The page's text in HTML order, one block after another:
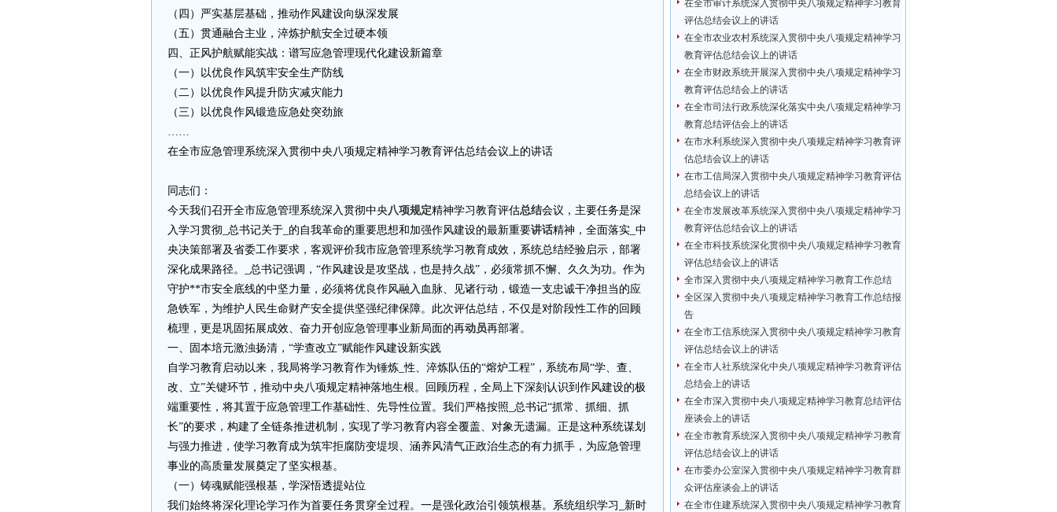
（四）严实基层基础，推动作风建设向纵深发展
（五）贯通融合主业，淬炼护航安全过硬本领
四、正风护航赋能实战：谱写应急管理现代化建设新篇章
（一）以优良作风筑牢安全生产防线
（二）以优良作风提升防灾减灾能力
（三）以优良作风锻造应急处突劲旅
……
在全市应急管理系统深入贯彻中央八项规定精神学习教育评估总结会议上的讲话
同志们：
今天我们召开全市应急管理系统深入贯彻中央八项规定精神学习教育评估总结会议，主要任务是深
入学习贯彻_总书记关于_的自我革命的重要思想和加强作风建设的最新重要讲话精神，全面落实_中
央决策部署及省委工作要求，客观评价我市应急管理系统学习教育成效，系统总结经验启示，部署
深化成果路径。_总书记强调，“作风建设是攻坚战，也是持久战”，必须常抓不懈、久久为功。作为
守护**市安全底线的中坚力量，必须将优良作风融入血脉、见诸行动，锻造一支忠诚干净担当的应
急铁军，为维护人民生命财产安全提供坚强纪律保障。此次评估总结，不仅是对阶段性工作的回顾
梳理，更是巩固拓展成效、奋力开创应急管理事业新局面的再动员再部署。
一、固本培元激浊扬清，“学查改立”赋能作风建设新实践
自学习教育启动以来，我局将学习教育作为锤炼_性、淬炼队伍的“熔炉工程”，系统布局“学、查、
改、立”关键环节，推动中央八项规定精神落地生根。回顾历程，全局上下深刻认识到作风建设的极
端重要性，将其置于应急管理工作基础性、先导性位置。我们严格按照_总书记“抓常、抓细、抓
长”的要求，构建了全链条推进机制，实现了学习教育内容全覆盖、对象无遗漏。正是这种系统谋划
与强力推进，使学习教育成为筑牢拒腐防变堤坝、涵养风清气正政治生态的有力抓手，为应急管理
事业的高质量发展奠定了坚实根基。
（一）铸魂赋能强根基，学深悟透提站位
我们始终将深化理论学习作为首要任务贯穿全过程。一是强化政治引领筑根基。系统组织学习_新时
在全市审计系统深入贯彻中央八项规定精神学习教育
评估总结会议上的讲话
在全市农业农村系统深入贯彻中央八项规定精神学习
教育评估总结会议上的讲话
在全市财政系统开展深入贯彻中央八项规定精神学习
教育评估总结会上的讲话
在全市司法行政系统深化落实中央八项规定精神学习
教育总结评估会上的讲话
在市水利系统深入贯彻中央八项规定精神学习教育评
估总结会议上的讲话
在市工信局深入贯彻中央八项规定精神学习教育评估
总结会议上的讲话
在全市发展改革系统深入贯彻中央八项规定精神学习
教育评估总结会议上的讲话
在全市科技系统深化贯彻中央八项规定精神学习教育
评估总结会议上的讲话
全市深入贯彻中央八项规定精神学习教育工作总结
全区深入贯彻中央八项规定精神学习教育工作总结报
告
在全市工信系统深入贯彻中央八项规定精神学习教育
评估总结会议上的讲话
在全市人社系统深化中央八项规定精神学习教育评估
总结会上的讲话
在全市深入贯彻中央八项规定精神学习教育总结评估
座谈会上的讲话
在全市教育系统深入贯彻中央八项规定精神学习教育
评估总结会议上的讲话
在市委办公室深入贯彻中央八项规定精神学习教育群
众评估座谈会上的讲话
在全市住建系统深入贯彻中央八项规定精神学习教育